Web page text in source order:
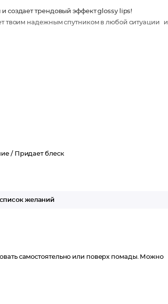
создает трендовый эффект glossy lips!
твоим надежным спутником в любой ситуации и
/ Придает блеск
желаний
самостоятельно или поверх помады. Можно